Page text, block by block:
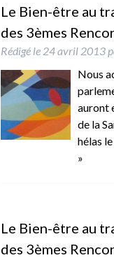
Le Bien-être au
des 3èmes
Rédigé le 24 avril 2013
Nous
auront
de la
hélas
»
Le Bien-être au
des 3èmes